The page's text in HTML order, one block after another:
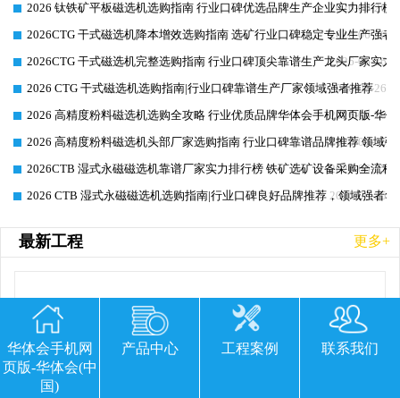
2026-06-26
2026 钛铁矿平板磁选机选购指南 行业口碑优选品牌生产企业实力排行榜
2026-06-26
2026CTG 干式磁选机降本增效选购指南 选矿行业口碑稳定专业生产强者
2026-06-26
2026CTG 干式磁选机完整选购指南 行业口碑顶尖靠谱生产龙头厂家实力
2026-06-26
2026 CTG 干式磁选机选购指南|行业口碑靠谱生产厂家领域强者推荐
2026-06-26
2026 高精度粉料磁选机选购全攻略 行业优质品牌华体会手机网页版-华
2026-06-26
2026 高精度粉料磁选机头部厂家选购指南 行业口碑靠谱品牌推荐 领域
2026-06-25
2026CTB 湿式永磁磁选机靠谱厂家实力排行榜 铁矿选矿设备采购全流程
2026-06-25
2026 CTB 湿式永磁磁选机选购指南|行业口碑良好品牌推荐，领域强者
最新工程 更多+
华体会手机网
页版-华体会(中
国)
产品中心 工程案例 联系我们